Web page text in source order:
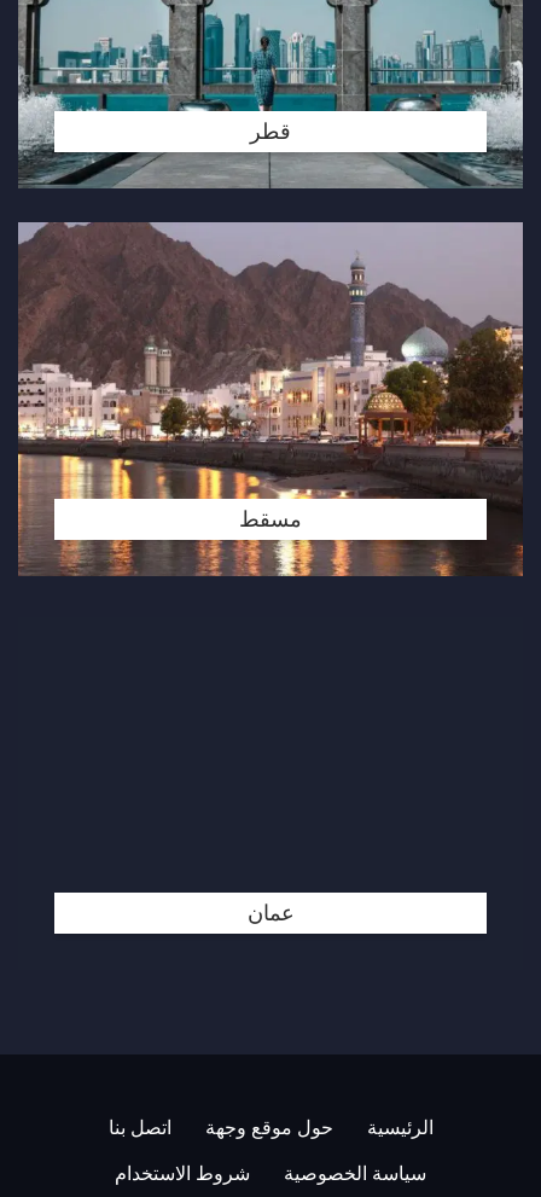
قطر
مسقط
عمان
الرئيسية حول موقع وجهة اتصل بنا
سياسة الخصوصية شروط الاستخدام